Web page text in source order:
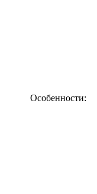
Особенности: